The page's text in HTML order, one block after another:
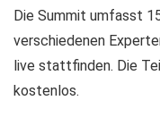
Die Summit umfasst
verschiedenen
live stattfinden. Die
kostenlos.